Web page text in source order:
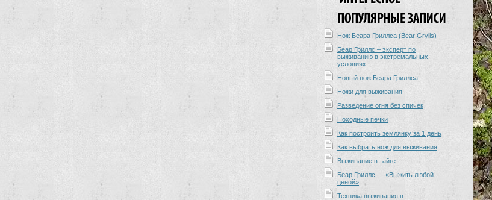
Нож Беара Гриллса (Bear Grylls)
Беар Гриллс – эксперт по
выживанию в экстремальных
условиях
Новый нож Беара Гриллса
Ножи для выживания
Разведение огня без спичек
Походные печки
Как построить землянку за 1 день
Как выбрать нож для выживания
Выживание в тайге
Беар Гриллс — «Выжить любой
ценой»
Техника выживания в